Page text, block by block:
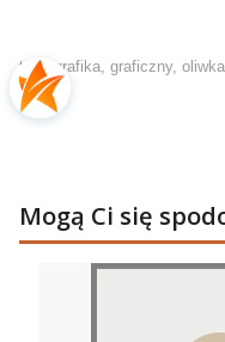
tagi: grafika, graficzny,
Mogą Ci się